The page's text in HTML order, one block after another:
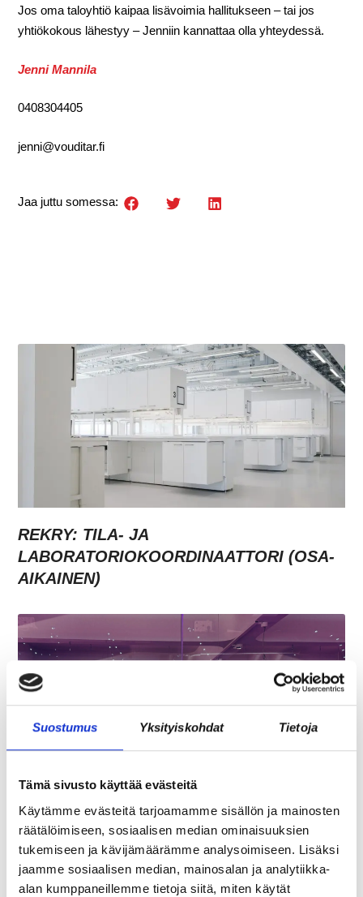
Suostumus Yksityiskohdat Tietoja
Tämä sivusto käyttää evästeitä
Käytämme evästeitä tarjoamamme sisällön ja mainosten
räätälöimiseen, sosiaalisen median ominaisuuksien
tukemiseen ja kävijämäärämme analysoimiseen. Lisäksi
jaamme sosiaalisen median, mainosalan ja analytiikka-
alan kumppaneillemme tietoja siitä, miten käytät
Jos oma taloyhtiö kaipaa lisävoimia hallitukseen – tai jos
yhtiökokous lähestyy – Jenniin kannattaa olla yhteydessä.
Jenni Mannila
0408304405
jenni@vouditar.fi
Jaa juttu somessa:
REKRY: TILA- JA
LABORATORIOKOORDINAATTORI (OSA-
AIKAINEN)
JÄSENEN KYNÄSTÄ – TILA MERKITSEE
MARKKINOINNISSA – KUUKIN EEVA
RISTKARI